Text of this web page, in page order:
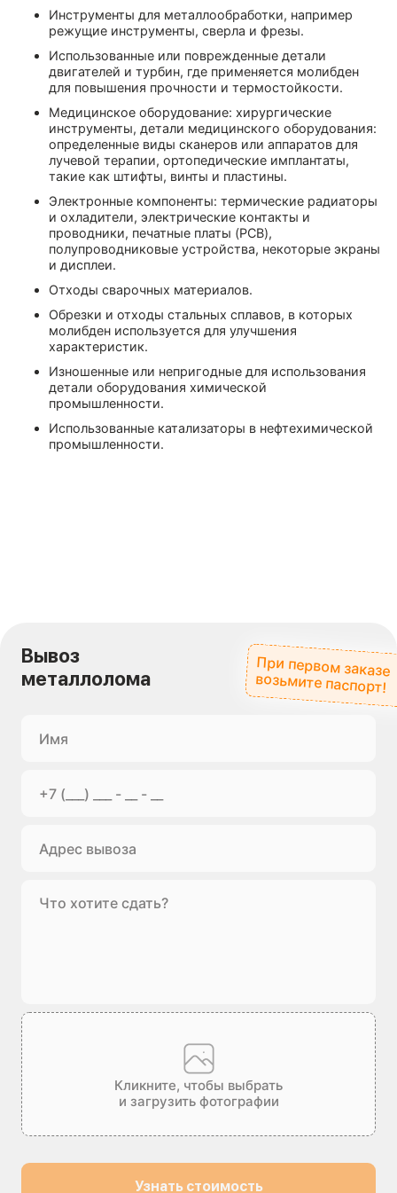
Инструменты для металлообработки, например
режущие инструменты, сверла и фрезы.
Использованные или поврежденные детали
двигателей и турбин, где применяется молибден
для повышения прочности и термостойкости.
Медицинское оборудование: хирургические
инструменты, детали медицинского оборудования:
определенные виды сканеров или аппаратов для
лучевой терапии, ортопедические имплантаты,
такие как штифты, винты и пластины.
Электронные компоненты: термические радиаторы
и охладители, электрические контакты и
проводники, печатные платы (PCB),
полупроводниковые устройства, некоторые экраны
и дисплеи.
Отходы сварочных материалов.
Обрезки и отходы стальных сплавов, в которых
молибден используется для улучшения
характеристик.
Изношенные или непригодные для использования
детали оборудования химической
промышленности.
Использованные катализаторы в нефтехимической
промышленности.
Вывоз
металлолома
При первом заказе
возьмите паспорт!
Кликните, чтобы выбрать
и загрузить фотографии
Узнать стоимость